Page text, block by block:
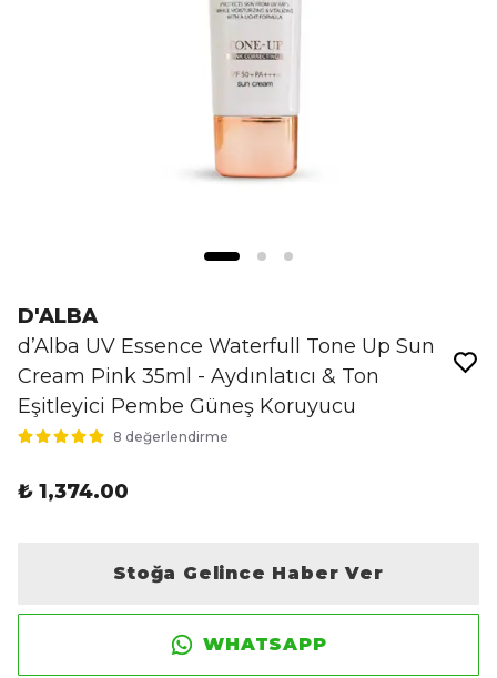
D'ALBA
d’Alba UV Essence Waterfull Tone Up Sun
Cream Pink 35ml - Aydınlatıcı & Ton
Eşitleyici Pembe Güneş Koruyucu
8 değerlendirme
₺ 1,374.00
Stoğa Gelince Haber Ver
WHATSAPP